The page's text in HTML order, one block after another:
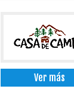
Ver más